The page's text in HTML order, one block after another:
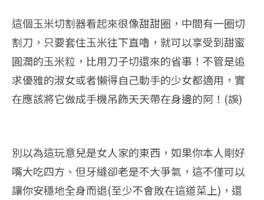
這個玉米切割器看起來很像甜甜圈，中間有一圈切
割刀，只要套住玉米往下直嚕，就可以享受到甜蜜
圓潤的玉米粒，比用刀子切還來的省事！不管是追
求優雅的淑女或者懶得自己動手的少女都適用，實
在應該將它做成手機吊飾天天帶在身邊的阿！(誤)
別以為這玩意兒是女人家的東西，如果你本人剛好
嘴大吃四方、但牙縫卻老是不大爭氣，這不僅可以
讓你安穩地全身而退(至少不會敗在這道菜上)，還